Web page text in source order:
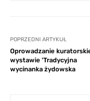
POPRZEDNI ARTYKUŁ
Oprowadzanie
wystawie 'Tradycyjna
wycinanka żydowska